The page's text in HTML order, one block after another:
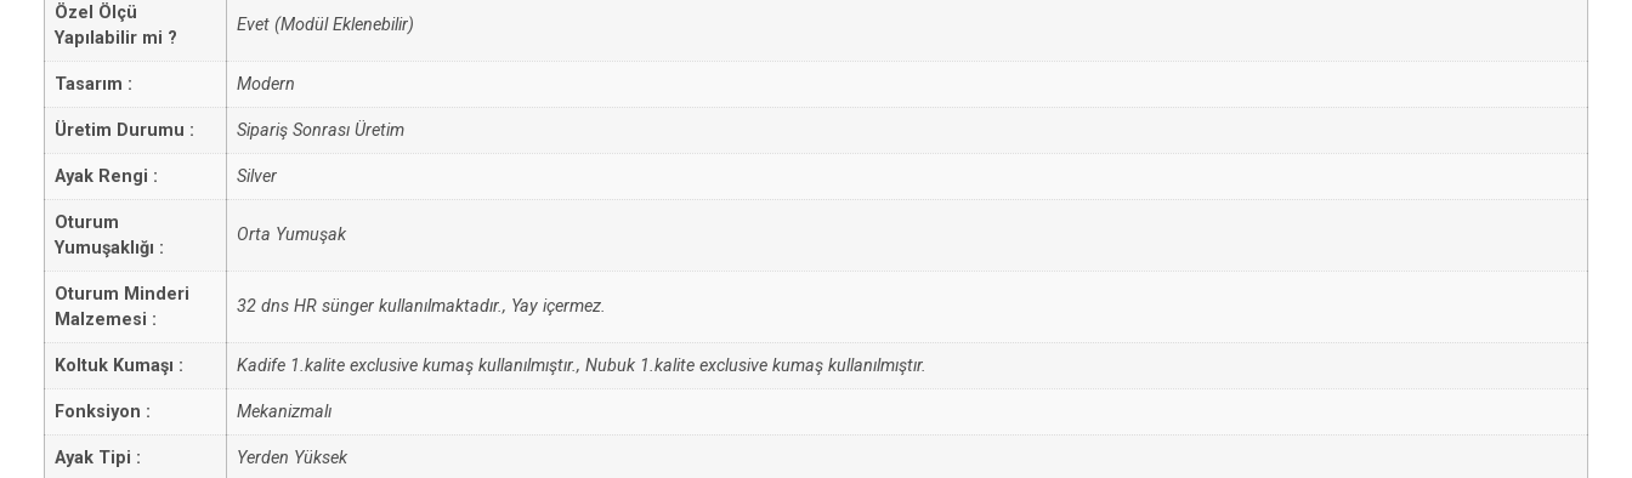
Özel Ölçü
Yapılabilir mi ?
Evet (Modül Eklenebilir)
Tasarım : Modern
Üretim Durumu : Sipariş Sonrası Üretim
Ayak Rengi : Silver
Oturum
Yumuşaklığı :
Orta Yumuşak
Oturum Minderi
Malzemesi :
32 dns HR sünger kullanılmaktadır., Yay içermez.
Koltuk Kumaşı : Kadife 1.kalite exclusive kumaş kullanılmıştır., Nubuk 1.kalite exclusive kumaş kullanılmıştır.
Fonksiyon : Mekanizmalı
Ayak Tipi : Yerden Yüksek